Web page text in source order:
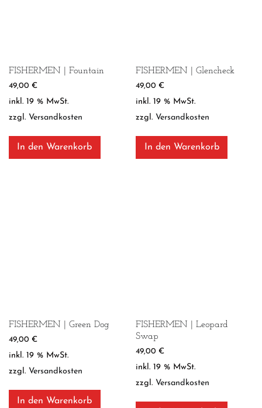
FISHERMEN | Fountain
49,00 €
inkl. 19 % MwSt.
zzgl. Versandkosten
In den Warenkorb
FISHERMEN | Glencheck
49,00€
inkl. 19 % MwSt.
zzgl. Versandkosten
In den Warenkorb
FISHERMEN | Green Dog
49,00 €
inkl. 19 % MwSt.
zzgl. Versandkosten
In den Warenkorb
FISHERMEN | Leopard
Swap
49,00€
inkl. 19 % MwSt.
zzgl. Versandkosten